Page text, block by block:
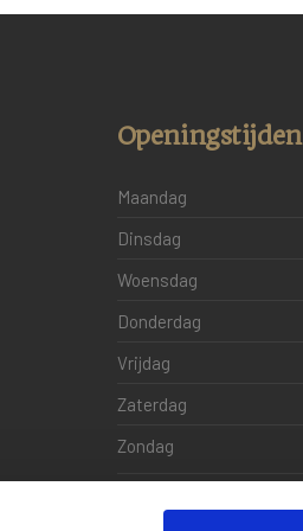
Openingstijden
Maandag
Dinsdag
Woensdag
Donderdag
Vrijdag
Zaterdag
Zondag